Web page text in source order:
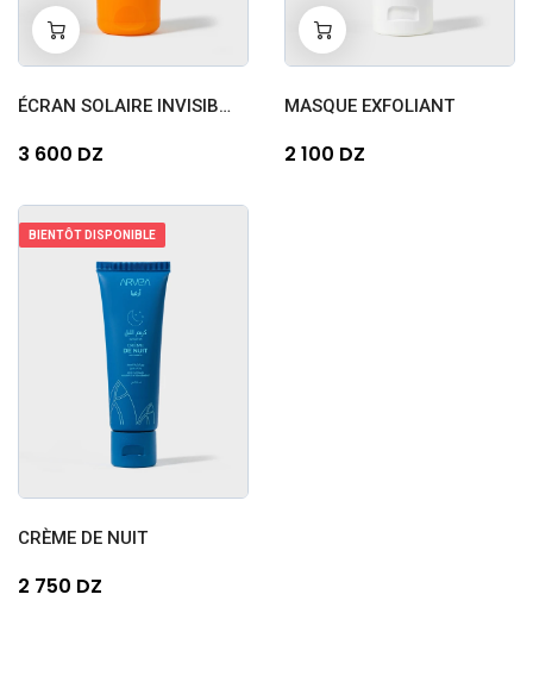
- 0+
ÉCRAN SOLAIRE INVISIBLE SP...
3 600 DZ
- 0+
MASQUE EXFOLIANT
2 100 DZ
BIENTÔT DISPONIBLE
CRÈME DE NUIT
2 750 DZ